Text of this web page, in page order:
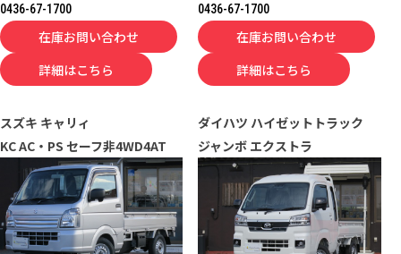
0436-67-1700
在庫お問い合わせ
詳細はこちら
0436-67-1700
在庫お問い合わせ
詳細はこちら
スズキ キャリィ
KC AC・PS セーフ非4WD4AT
ダイハツ ハイゼットトラック
ジャンボ エクストラ